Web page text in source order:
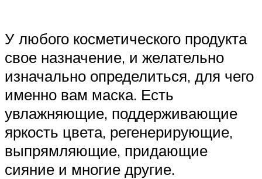
У любого косметического продукта
свое назначение, и желательно
изначально определиться, для чего
именно вам маска. Есть
увлажняющие, поддерживающие
яркость цвета, регенерирующие,
выпрямляющие, придающие
сияние и многие другие.